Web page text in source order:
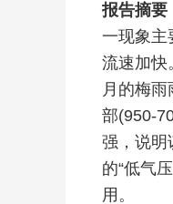
报告摘要
一现象主
流速加快
月的梅
部(950-
强，说明
的“低气
用。